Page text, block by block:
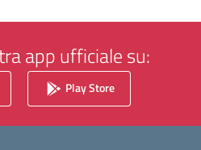
app ufficiale su:
Play Store